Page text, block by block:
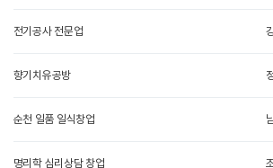
전기공사 전문업
향기치유공방
순천 일품 일식창업
명리학 심리상담 창업